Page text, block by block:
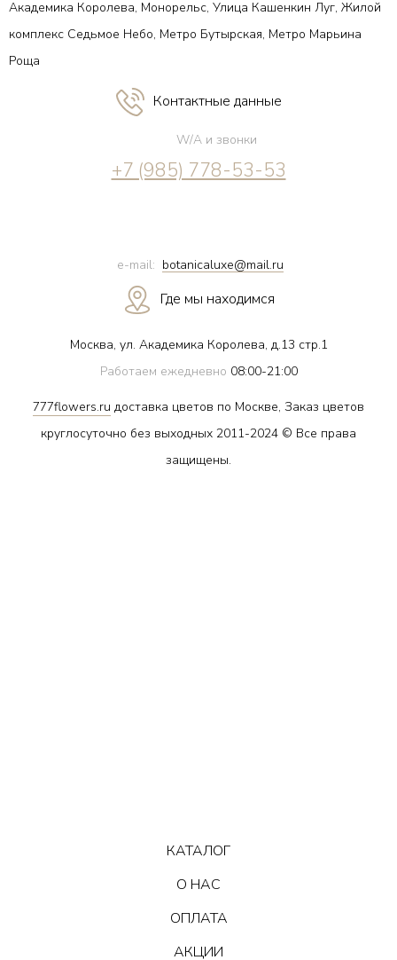
Академика Королева, Монорельс, Улица Кашенкин Луг, Жилой
комплекс Седьмое Небо, Метро Бутырская, Метро Марьина
Роща
Контактные данные
W/A и звонки
+7 (985) 778-53-53
e-mail: botanicaluxe@mail.ru
Где мы находимся
Москва, ул. Академика Королева, д.13 стр.1
Работаем ежедневно 08:00-21:00
777flowers.ru доставка цветов по Москве, Заказ цветов
круглосуточно без выходных 2011-2024 © Все права
защищены.
КАТАЛОГ
О НАС
ОПЛАТА
АКЦИИ